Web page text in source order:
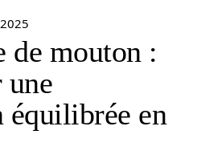
de mouton :
une
en